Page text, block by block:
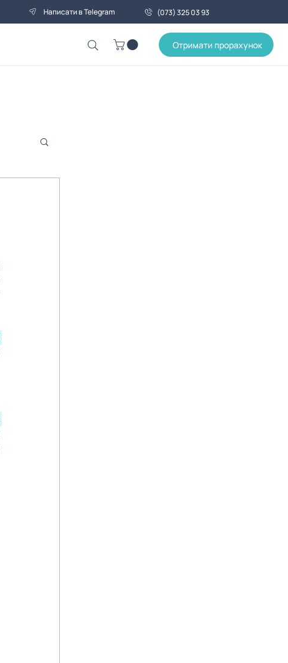
Написати в Telegram (073) 325 03 93
Отримати прорахунок